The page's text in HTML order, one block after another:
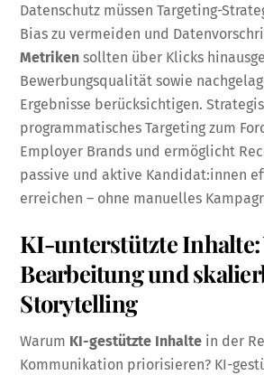
Datenschutz müssen Targeting-
Bias zu vermeiden und
Metriken sollten über Klicks
Bewerbungsqualität sowie
Ergebnisse berücksichtigen.
programmatisches Targeting zum
Employer Brands und ermöglicht
passive und aktive Kandidat:innen
erreichen – ohne manuelles
KI-unterstützte Inhalte:
Bearbeitung und
Storytelling
Warum KI-gestützte Inhalte in der
Kommunikation priorisieren? KI-